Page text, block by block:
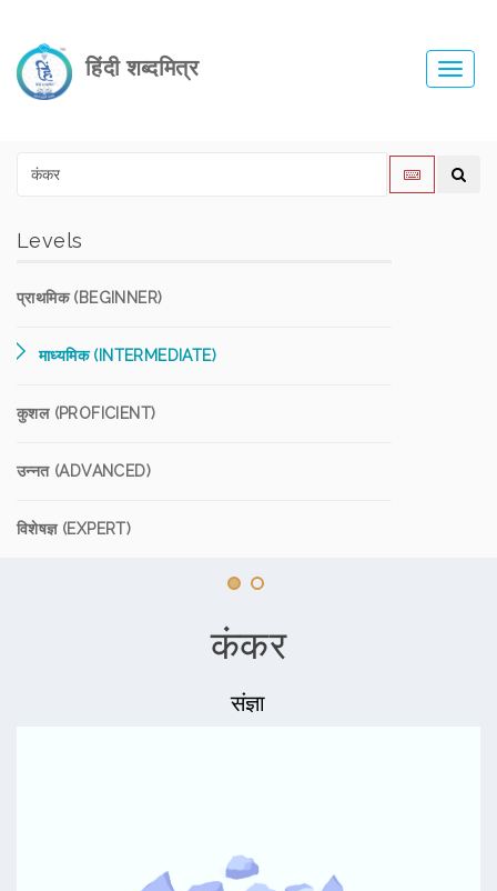
हिंदी शब्दमित्र
Levels
प्राथमिक (BEGINNER)
माध्यमिक (INTERMEDIATE)
कुशल (PROFICIENT)
उन्नत (ADVANCED)
विशेषज्ञ (EXPERT)
कंकर
संज्ञा